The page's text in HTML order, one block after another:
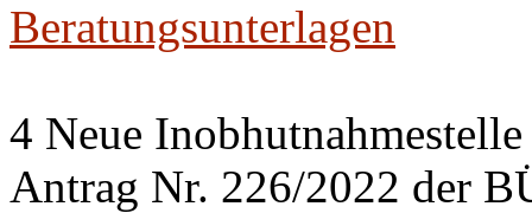
Beratungsunterlagen
4 Neue
Antrag Nr. 226/2022 der